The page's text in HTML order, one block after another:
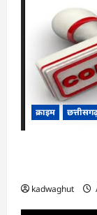
क्राइम
kadwaghut